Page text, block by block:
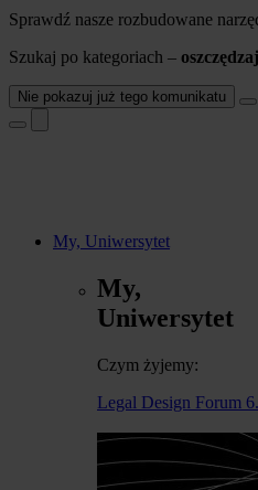
Sprawdź nasze rozbudowane
Szukaj po kategoriach –
Nie pokazuj już tego komunikatu
My, Uniwersytet
My,
Uniwersytet
Czym żyjemy:
Legal Design Forum